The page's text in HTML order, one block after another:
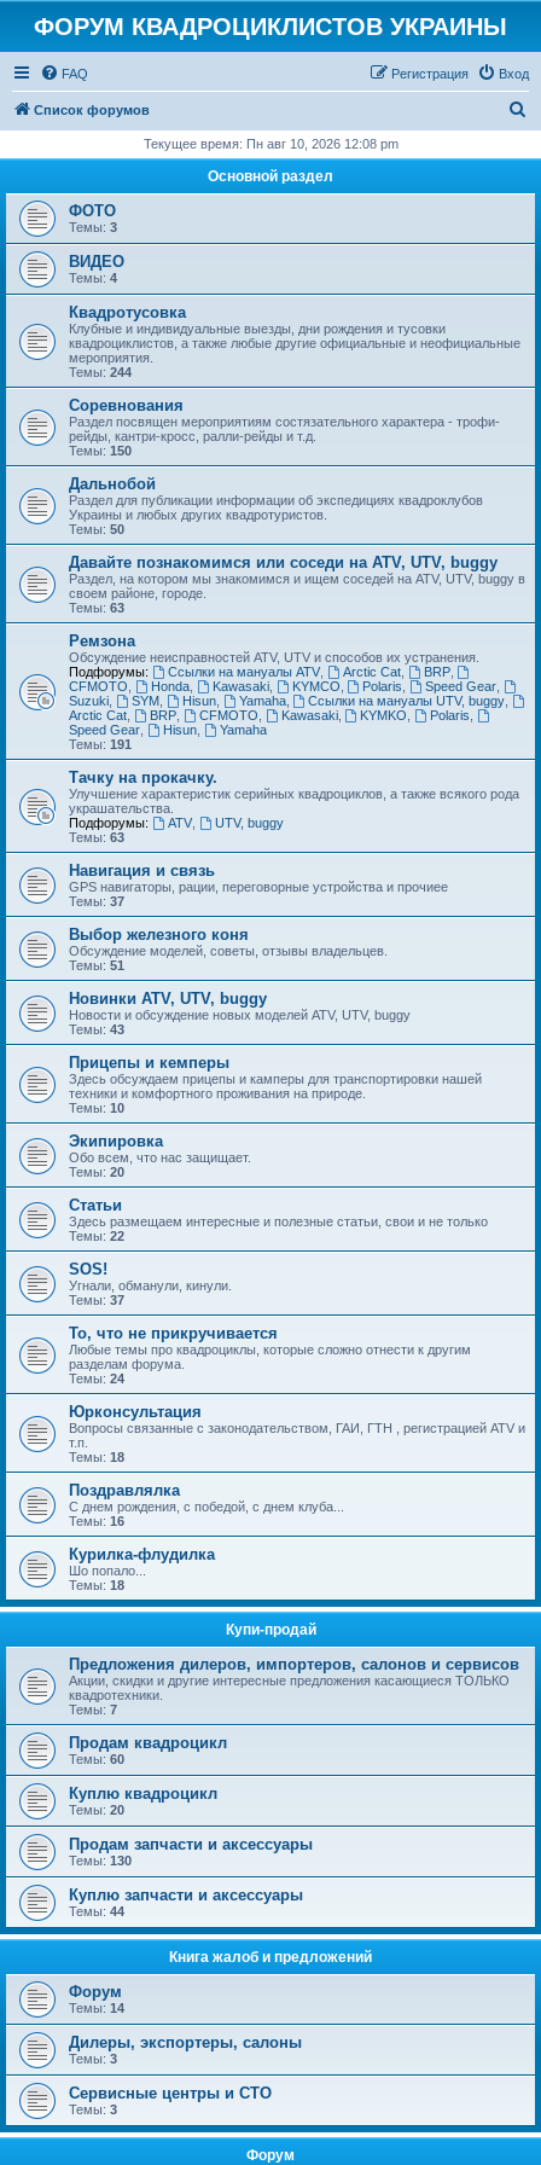
ФОРУМ КВАДРОЦИКЛИСТОВ УКРАИНЫ
FAQ Вход
Регистрация
Список форумов
с
Текущее время: Пн авг 10, 2026 12:08 pm
Основной раздел
ФОТО
Темы: 3
ВИДЕО
Темы: 4
Квадротусовка
Клубные и индивидуальные выезды, дни рождения и тусовки
квадроциклистов, а также любые другие официальные и неофициальные
мероприятия.
Темы: 244
Соревнования
Раздел посвящен мероприятиям состязательного характера - трофи-
рейды, кантри-кросс, ралли-рейды и т.д.
Темы: 150
Дальнобой
Раздел для публикации информации об экспедициях квадроклубов
Украины и любых других квадротуристов.
Темы: 50
Давайте познакомимся или соседи на ATV, UTV, buggy
Раздел, на котором мы знакомимся и ищем соседей на ATV, UTV, buggy в
своем районе, городе.
Темы: 63
Ремзона
Обсуждение неисправностей ATV, UTV и способов их устранения.
Подфорумы:
Ссылки на мануалы ATV, Arctic Cat, BRP,
CFMOTO
Honda, Kawasaki, KYMCO Polaris Speed Gear
Suzuki
SYM, Hisun, Yamaha, Ссылки на мануалы UTV, buggy
Arctic Cat
BRP, CFMOTO Kawasaki, KYMKO Polaris
Speed Gear
Hisun,
Yamaha
Темы: 191
Тачку на прокачку.
Улучшение характеристик серийных квадроциклов, а также всякого рода
украшательства.
Подфорумы:
ATV,
UTV, buggy
Темы: 63
Навигация и связь
GPS навигаторы, рации, переговорные устройства и прочиее
Темы: 37
Выбор железного коня
Обсуждение моделей, советы, отзывы владельцев.
Темы: 51
Новинки ATV, UTV, buggy
Новости и обсуждение новых моделей ATV, UTV, buggy
Темы: 43
Прицепы и кемперы
Здесь обсуждаем прицепы и камперы для транспортировки нашей
техники и комфортного проживания на природе.
Темы: 10
Экипировка
Обо всем, что нас защищает.
Темы: 20
Статьи
Здесь размещаем интересные и полезные статьи, свои и не только
Темы: 22
SOS!
Угнали, обманули, кинули.
Темы: 37
То, что не прикручивается
Любые темы про квадроциклы, которые сложно отнести к другим
разделам форума.
Темы: 24
Юрконсультация
Вопросы связанные с законодательством, ГАИ, ГТН , регистрацией ATV и
т.п.
Темы: 18
Поздравлялка
С днем рождения, с победой, с днем клуба...
Темы: 16
Курилка-флудилка
Шо попало...
Темы: 18
Купи-продай
Предложения дилеров, импортеров, салонов и сервисов
Акции, скидки и другие интересные предложения касающиеся ТОЛЬКО
квадротехники.
Темы: 7
Продам квадроцикл
Темы: 60
Куплю квадроцикл
Темы: 20
Продам запчасти и аксессуары
Темы: 130
Куплю запчасти и аксессуары
Темы: 44
Книга жалоб и предложений
Форум
Темы: 14
Дилеры, экспортеры, салоны
Темы: 3
Сервисные центры и СТО
Темы: 3
Форум